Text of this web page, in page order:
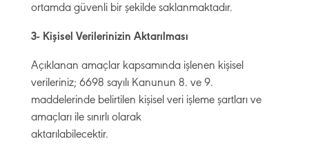
ortamda güvenli bir şekilde saklanmaktadır.
3- Kişisel Verilerinizin Aktarılması
Açıklanan amaçlar kapsamında işlenen kişisel
verileriniz; 6698 sayılı Kanunun 8. ve 9.
maddelerinde belirtilen kişisel veri işleme şartları ve
amaçları ile sınırlı olarak
aktarılabilecektir.